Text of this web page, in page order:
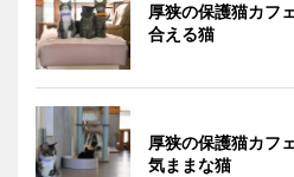
厚狭の保護猫カフ
合える猫
厚狭の保護猫カフ
気ままな猫